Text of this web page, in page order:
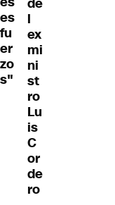
es
fu
er
zo
s"
de
l
ex
mi
ni
st
ro
Lu
is
C
or
de
ro